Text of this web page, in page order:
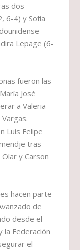
dos
6-4) y Sofía
Lepage (6-
fueron las
José
a Valeria
Luis Felipe
tras
y Carson
hacen parte
de
desde el
la Federación
el